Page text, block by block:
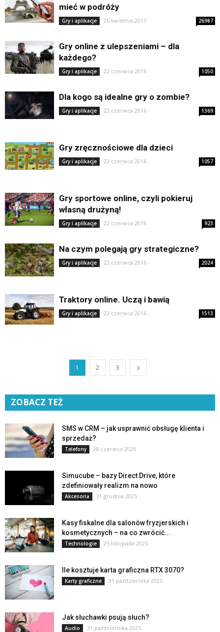
mieć w podróży
Gry i aplikacje 26 kwietnia 2017 26987
Gry online z ulepszeniami – dla
każdego?
Gry i aplikacje 22 czerwca 2016 1050
Dla kogo są idealne gry o zombie?
Gry i aplikacje 22 czerwca 2016 1369
Gry zręcznościowe dla dzieci
Gry i aplikacje 22 czerwca 2016 1057
Gry sportowe online, czyli pokieruj
własną drużyną!
Gry i aplikacje 22 czerwca 2016 923
Na czym polegają gry strategiczne?
Gry i aplikacje 22 czerwca 2016 2024
Traktory online. Uczą i bawią
Gry i aplikacje 22 czerwca 2016 1513
1 2 3
ZOBACZ TEŻ
SMS w CRM – jak usprawnić obsługę klienta i
sprzedaż?
Telefony 28 czerwca 2026
Simucube – bazy Direct Drive, które
zdefiniowały realizm na nowo
Akcesoria 31 grudnia 2025
Kasy fiskalne dla salonów fryzjerskich i
kosmetycznych – na co zwrócić...
Technologie 25 listopada 2025
Ile kosztuje karta graficzna RTX 3070?
Karty graficzne 31 października 2025
Jak słuchawki psują słuch?
Audio 31 października 2025